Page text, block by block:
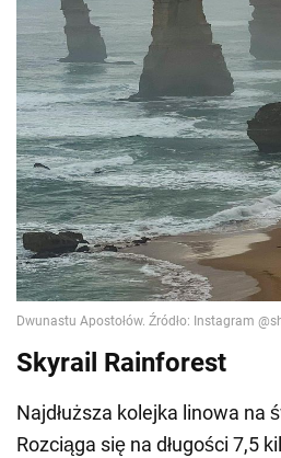
Skyrail Rainforest
Najdłuższa kolejka linowa na
Rozciąga się na długości 7,5